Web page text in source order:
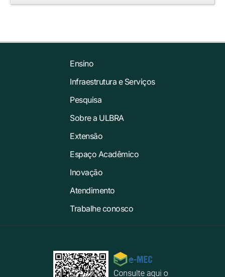
Ensino
Infraestrutura e Serviços
Pesquisa
Sobre a ULBRA
Extensão
Espaço Acadêmico
Inovação
Atendimento
Trabalhe conosco